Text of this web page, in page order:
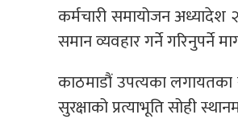
कर्मचारी समायोजन
समान व्यवहार गर्ने गरिनुपर्ने
काठमाडौं उपत्यका लगायतका
सुरक्षाको प्रत्याभूति सोही